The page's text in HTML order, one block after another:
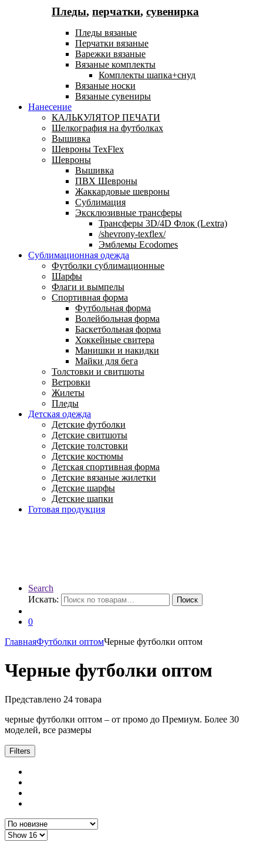
Пледы, перчатки, сувенирка
Пледы вязаные
Перчатки вязаные
Варежки вязаные
Вязаные комплекты
Комплекты шапка+снуд
Вязаные носки
Вязаные сувениры
Нанесение
КАЛЬКУЛЯТОР ПЕЧАТИ
Шелкография на футболках
Вышивка
Шевроны TexFlex
Шевроны
Вышивка
ПВХ Шевроны
Жаккардовые шевроны
Сублимация
Эксклюзивные трансферы
Трансферы 3D/4D Флок (Lextra)
/shevrony-texflex/
Эмблемы Ecodomes
Сублимационная одежда
Футболки сублимационные
Шарфы
Флаги и вымпелы
Спортивная форма
Футбольная форма
Волейбольная форма
Баскетбольная форма
Хоккейные свитера
Манишки и накидки
Майки для бега
Толстовки и свитшоты
Ветровки
Жилеты
Пледы
Детская одежда
Детские футболки
Детские свитшоты
Детские толстовки
Детские костюмы
Детская спортивная форма
Детские вязаные жилетки
Детские шарфы
Детские шапки
Готовая продукция
Search
Искать:
Поиск
0
ГлавнаяФутболки оптомЧерные футболки оптом
Черные футболки оптом
Представлено 24 товара
черные футболки оптом – от промо до Премиум. Более 30
моделей, все размеры
Filters